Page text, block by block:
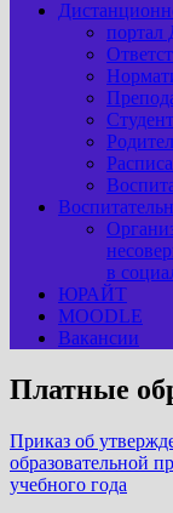
портал
в
ЮРАЙТ
MOODLE
Вакансии
Платные
Приказ об
образовательной
учебного года